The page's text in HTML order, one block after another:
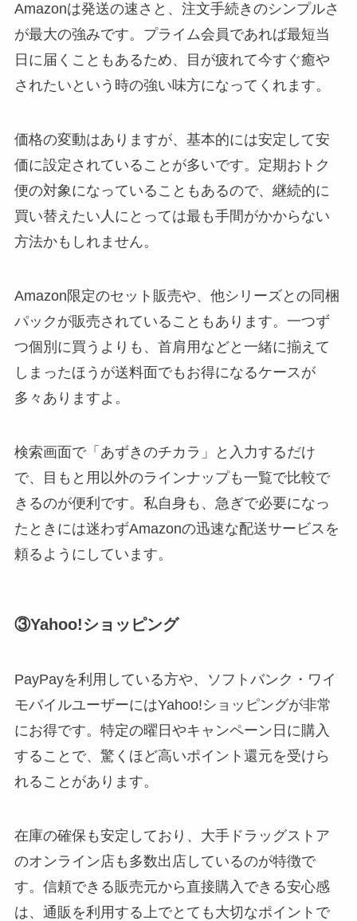
Amazonは発送の速さと、注文手続きのシンプルさ
が最大の強みです。プライム会員であれば最短当
日に届くこともあるため、目が疲れて今すぐ癒や
されたいという時の強い味方になってくれます。
価格の変動はありますが、基本的には安定して安
価に設定されていることが多いです。定期おトク
便の対象になっていることもあるので、継続的に
買い替えたい人にとっては最も手間がかからない
方法かもしれません。
Amazon限定のセット販売や、他シリーズとの同梱
パックが販売されていることもあります。一つず
つ個別に買うよりも、首肩用などと一緒に揃えて
しまったほうが送料面でもお得になるケースが
多々ありますよ。
検索画面で「あずきのチカラ」と入力するだけ
で、目もと用以外のラインナップも一覧で比較で
きるのが便利です。私自身も、急ぎで必要になっ
たときには迷わずAmazonの迅速な配送サービスを
頼るようにしています。
③Yahoo!ショッピング
PayPayを利用している方や、ソフトバンク・ワイ
モバイルユーザーにはYahoo!ショッピングが非常
にお得です。特定の曜日やキャンペーン日に購入
することで、驚くほど高いポイント還元を受けら
れることがあります。
在庫の確保も安定しており、大手ドラッグストア
のオンライン店も多数出店しているのが特徴で
す。信頼できる販売元から直接購入できる安心感
は、通販を利用する上でとても大切なポイントで